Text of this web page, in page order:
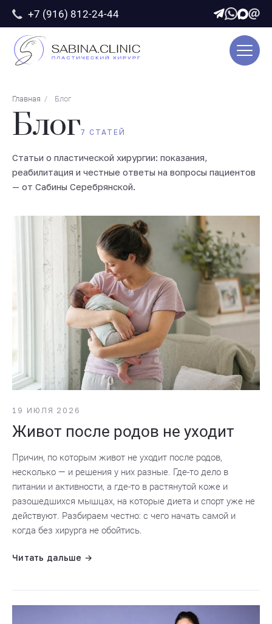
+7 (916) 812-24-44
УСЛУГИ
О ДОКТОРЕ
ОТЗЫВЫ
КОНТАКТЫ
Записаться на консультацию
welcome@sabina.clinic
Главная / Блог
Блог7 СТАТЕЙ
Статьи о пластической хирургии: показания,
реабилитация и честные ответы на вопросы пациентов
— от Сабины Серебрянской.
19 ИЮЛЯ 2026
Живот после родов не уходит
Причин, по которым живот не уходит после родов,
несколько — и решения у них разные. Где-то дело в
питании и активности, а где-то в растянутой коже и
разошедшихся мышцах, на которые диета и спорт уже не
действуют. Разбираем честно: с чего начать самой и
когда без хирурга не обойтись.
Читать дальше →